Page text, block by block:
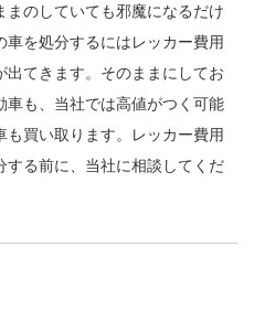
のしていても邪魔になるだけ
を処分するにはレッカー費用
出てきます。そのままにしてお
車も、当社では高値がつく可能
買い取ります。レッカー費用
る前に、当社に相談してくだ
Plus